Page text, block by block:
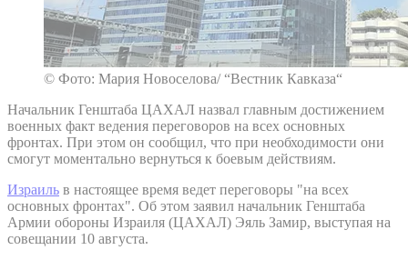
© Фото: Мария Новоселова/ “Вестник Кавказа“
Начальник Генштаба ЦАХАЛ назвал главным достижением
военных факт ведения переговоров на всех основных
фронтах. При этом он сообщил, что при необходимости они
смогут моментально вернуться к боевым действиям.
Израиль в настоящее время ведет переговоры "на всех
основных фронтах". Об этом заявил начальник Генштаба
Армии обороны Израиля (ЦАХАЛ) Эяль Замир, выступая на
совещании 10 августа.